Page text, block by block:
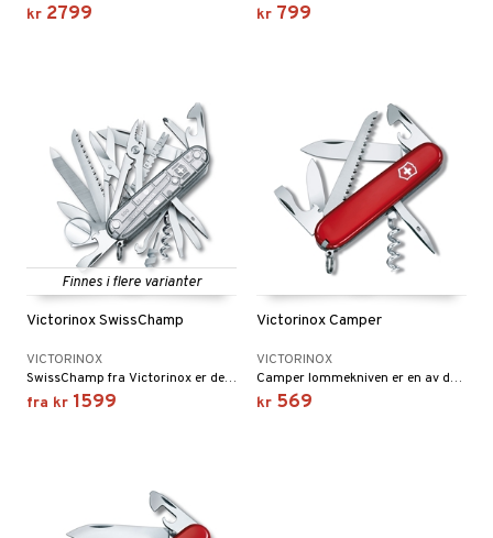
kr 2799 kr 799
Finnes i flere varianter
Victorinox SwissChamp
VICTORINOX
SwissChamp fra Victorinox er den klassiske modellen kjent fra TV-serien MacGyver. En av de første modellene som "har alt". SwissChamp er 91 mm lang og løser alle tenkelige problemer med sine 33 smarte funksjoner.
fra kr 1599
Victorinox Camper
VICTORINOX
Camper lommekniven er en av de mest kjente og populære modellene av Victorinox lommekniver. Blad og lengde i rustfritt stål: 91 mm.
kr 569